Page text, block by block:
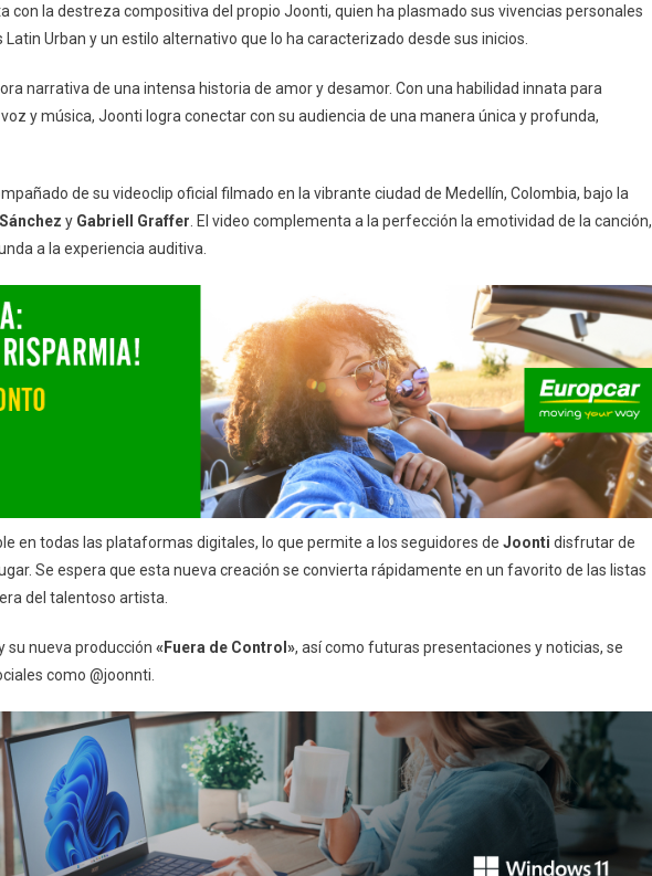
con la destreza compositiva del propio Joonti, quien ha plasmado sus vivencias personales
Urban y un estilo alternativo que lo ha caracterizado desde sus inicios.
narrativa de una intensa historia de amor y desamor. Con una habilidad innata para
y música, Joonti logra conectar con su audiencia de una manera única y profunda,
de su videoclip oficial filmado en la vibrante ciudad de Medellín, Colombia, bajo la
y Gabriell Graffer . El video complementa a la perfección la emotividad de la canción,
a la experiencia auditiva.
en todas las plataformas digitales, lo que permite a los seguidores de Joonti disfrutar de
Se espera que esta nueva creación se convierta rápidamente en un favorito de las listas
del talentoso artista.
su nueva producción «Fuera de Control», así como futuras presentaciones y noticias, se
como @joonnti.